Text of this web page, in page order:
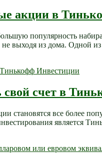
акции в
популярность
выходя из дома. Одной
счет в
становятся все более
является